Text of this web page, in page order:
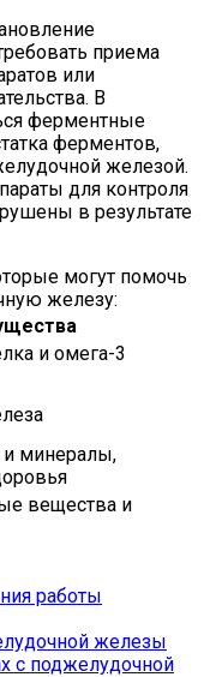
приема
или
В
ферментные
ферментов,
железой.
для контроля
в результате
могут помочь
железу:
и омега-3
минералы,
вещества и
работы
железы
с поджелудочной